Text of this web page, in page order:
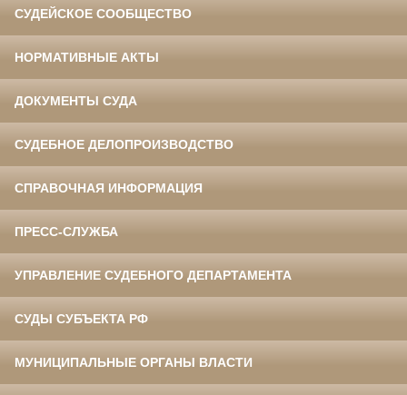
СУДЕЙСКОЕ СООБЩЕСТВО
НОРМАТИВНЫЕ АКТЫ
ДОКУМЕНТЫ СУДА
СУДЕБНОЕ ДЕЛОПРОИЗВОДСТВО
СПРАВОЧНАЯ ИНФОРМАЦИЯ
ПРЕСС-СЛУЖБА
УПРАВЛЕНИЕ СУДЕБНОГО ДЕПАРТАМЕНТА
СУДЫ СУБЪЕКТА РФ
МУНИЦИПАЛЬНЫЕ ОРГАНЫ ВЛАСТИ